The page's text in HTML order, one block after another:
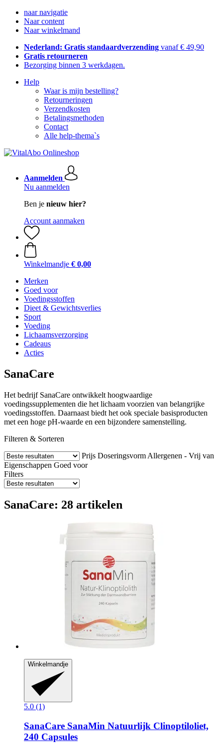
naar navigatie
Naar content
Naar winkelmand
Nederland: Gratis standaardverzending vanaf € 49,90
Gratis retourneren
Bezorging binnen 3 werkdagen.
Help
Waar is mijn bestelling?
Retourneringen
Verzendkosten
Betalingsmethoden
Contact
Alle help-thema`s
Aanmelden
Nu aanmelden
Ben je nieuw hier?
Account aanmaken
Winkelmandje € 0,00
Merken
Goed voor
Voedingsstoffen
Dieet & Gewichtsverlies
Sport
Voeding
Lichaamsverzorging
Cadeaus
Acties
SanaCare
Het bedrijf SanaCare ontwikkelt hoogwaardige
voedingssupplementen die het lichaam voorzien van belangrijke
voedingsstoffen. Daarnaast biedt het ook speciale basisproducten
met een hoge pH-waarde en een bijzondere samenstelling.
Filteren & Sorteren
Prijs Doseringsvorm Allergenen - Vrij van
Eigenschappen Goed voor
Filters
SanaCare: 28 artikelen
Winkelmandje
5.0 (1)
SanaCare SanaMin Natuurlijk Clinoptiloliet,
240 Capsules